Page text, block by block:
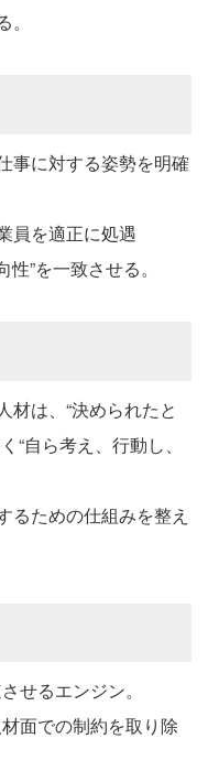
事に対する姿勢を明確
員を適正に処遇
”を一致させる。
材は、“決められたと
“自ら考え、行動し、
るための仕組みを整え
せるエンジン。
面での制約を取り除